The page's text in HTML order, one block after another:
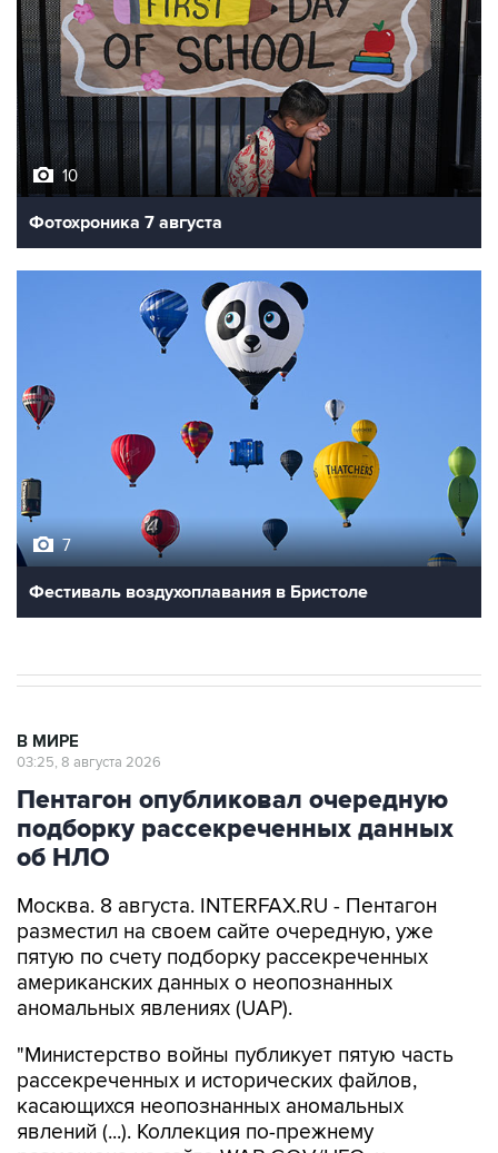
10
Фотохроника 7 августа
7
Фестиваль воздухоплавания в Бристоле
В МИРЕ
03:25, 8 августа 2026
Пентагон опубликовал очередную
подборку рассекреченных данных
об НЛО
Москва. 8 августа. INTERFAX.RU - Пентагон
разместил на своем сайте очередную, уже
пятую по счету подборку рассекреченных
американских данных о неопознанных
аномальных явлениях (UAP).
"Министерство войны публикует пятую часть
рассекреченных и исторических файлов,
касающихся неопознанных аномальных
явлений (...). Коллекция по-прежнему